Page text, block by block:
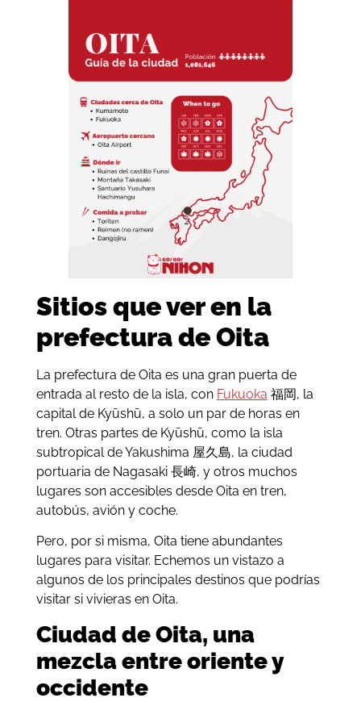
Sitios que ver en la
prefectura de Oita
La prefectura de Oita es una gran puerta de
entrada al resto de la isla, con Fukuoka 福岡, la
capital de Kyūshū, a solo un par de horas en
tren. Otras partes de Kyūshū, como la isla
subtropical de Yakushima 屋久島, la ciudad
portuaria de Nagasaki 長崎, y otros muchos
lugares son accesibles desde Oita en tren,
autobús, avión y coche.
Pero, por si misma, Oita tiene abundantes
lugares para visitar. Echemos un vistazo a
algunos de los principales destinos que podrías
visitar si vivieras en Oita.
Ciudad de Oita, una
mezcla entre oriente y
occidente